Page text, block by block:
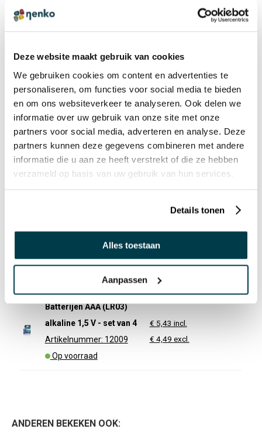
Deze website maakt gebruik van cookies
We gebruiken cookies om content en advertenties te
personaliseren, om functies voor social media te bieden
en om ons websiteverkeer te analyseren. Ook delen we
informatie over uw gebruik van onze site met onze
partners voor social media, adverteren en analyse. Deze
partners kunnen deze gegevens combineren met andere
informatie die u aan ze heeft verstrekt of die ze hebben
verzameld op basis van uw gebruik van hun services.
Details tonen
Alles toestaan
Aanpassen
PRODUCTREVIEWS SCHRIJF EEN REVIEW
Automatische vertaling uit het Frans
Geweldig spel
zeer leuk spel van goede kwaliteit, kinderen zijn er dol op
Batterijen AAA (LR03)
alkaline 1,5 V - set van 4
Artikelnummer: 12009
Op voorraad
€ 5,43 incl.
€ 4,49 excl.
ANDEREN BEKEKEN OOK: